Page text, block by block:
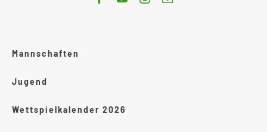
Mannschaften
Jugend
Wettspielkalender 2026